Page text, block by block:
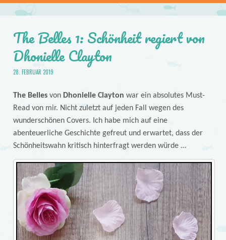
The Belles 1: Schönheit regiert von
Dhonielle Clayton
28. FEBRUAR 2019
The Bellesvon Dhonielle Clayton war ein absolutes Must-
Read von mir. Nicht zuletzt auf jeden Fall wegen des
wunderschönen Covers. Ich habe mich auf eine
abenteuerliche Geschichte gefreut und erwartet, dass der
Schönheitswahn kritisch hinterfragt werden würde …